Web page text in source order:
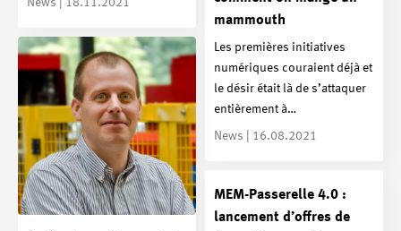
News | 18.11.2021
mammouth
Les premières initiatives
numériques couraient déjà et
le désir était là de s’attaquer
entièrement à…
News | 16.08.2021
MEM-Passerelle 4.0 :
lancement d’offres de